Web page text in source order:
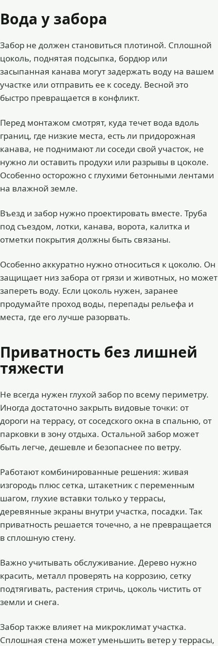
Вода у забора
Забор не должен становиться плотиной. Сплошной
цоколь, поднятая подсыпка, бордюр или
засыпанная канава могут задержать воду на вашем
участке или отправить ее к соседу. Весной это
быстро превращается в конфликт.
Перед монтажом смотрят, куда течет вода вдоль
границ, где низкие места, есть ли придорожная
канава, не поднимают ли соседи свой участок, не
нужно ли оставить продухи или разрывы в цоколе.
Особенно осторожно с глухими бетонными лентами
на влажной земле.
Въезд и забор нужно проектировать вместе. Труба
под съездом, лотки, канава, ворота, калитка и
отметки покрытия должны быть связаны.
Особенно аккуратно нужно относиться к цоколю. Он
защищает низ забора от грязи и животных, но может
запереть воду. Если цоколь нужен, заранее
продумайте проход воды, перепады рельефа и
места, где его лучше разорвать.
Приватность без лишней
тяжести
Не всегда нужен глухой забор по всему периметру.
Иногда достаточно закрыть видовые точки: от
дороги на террасу, от соседского окна в спальню, от
парковки в зону отдыха. Остальной забор может
быть легче, дешевле и безопаснее по ветру.
Работают комбинированные решения: живая
изгородь плюс сетка, штакетник с переменным
шагом, глухие вставки только у террасы,
деревянные экраны внутри участка, посадки. Так
приватность решается точечно, а не превращается
в сплошную стену.
Важно учитывать обслуживание. Дерево нужно
красить, металл проверять на коррозию, сетку
подтягивать, растения стричь, цоколь чистить от
земли и снега.
Забор также влияет на микроклимат участка.
Сплошная стена может уменьшить ветер у террасы,